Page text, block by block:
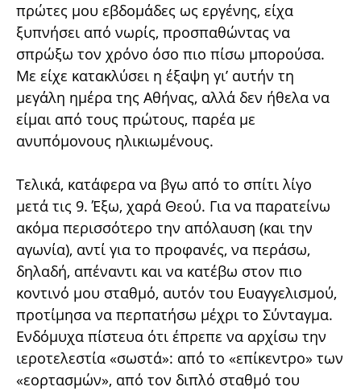
πρώτες μου εβδομάδες ως εργένης, είχα
ξυπνήσει από νωρίς, προσπαθώντας να
σπρώξω τον χρόνο όσο πιο πίσω μπορούσα.
Με είχε κατακλύσει η έξαψη γι’ αυτήν τη
μεγάλη ημέρα της Αθήνας, αλλά δεν ήθελα να
είμαι από τους πρώτους, παρέα με
ανυπόμονους ηλικιωμένους.
Τελικά, κατάφερα να βγω από το σπίτι λίγο
μετά τις 9. Έξω, χαρά Θεού. Για να παρατείνω
ακόμα περισσότερο την απόλαυση (και την
αγωνία), αντί για το προφανές, να περάσω,
δηλαδή, απέναντι και να κατέβω στον πιο
κοντινό μου σταθμό, αυτόν του Ευαγγελισμού,
προτίμησα να περπατήσω μέχρι το Σύνταγμα.
Ενδόμυχα πίστευα ότι έπρεπε να αρχίσω την
ιεροτελεστία «σωστά»: από το «επίκεντρο» των
«εορτασμών», από τον διπλό σταθμό του